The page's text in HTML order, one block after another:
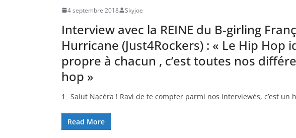
4 septembre 2018 Skyjoe
Interview avec la REINE du B-girling
Hurricane (Just4Rockers) : « Le Hip Hop
propre à chacun , c’est toutes nos
hop »
1_ Salut Nacéra ! Ravi de te compter parmi nos interviewés, c’est
Read More